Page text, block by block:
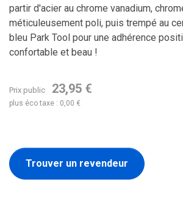
partir d'acier au chrome vanadium,
méticuleusement poli, puis trempé au
bleu Park Tool pour une adhérence
confortable et beau !
Prix public 23,95 €
plus éco taxe : 0,00 €
Trouver un revendeur